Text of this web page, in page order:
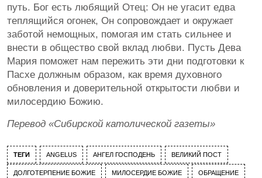
путь. Бог есть любящий Отец: Он не угасит едва
теплящийся огонек, Он сопровождает и окружает
заботой немощных, помогая им стать сильнее и
внести в общество свой вклад любви. Пусть Дева
Мария поможет нам пережить эти дни подготовки к
Пасхе должным образом, как время духовного
обновления и доверительной открытости любви и
милосердию Божию.
Перевод «Сибирской католической газеты»
ТЕГИ ANGELUS АНГЕЛ ГОСПОДЕНЬ ВЕЛИКИЙ ПОСТ
ДОЛГОТЕРПЕНИЕ БОЖИЕ МИЛОСЕРДИЕ БОЖИЕ ОБРАЩЕНИЕ